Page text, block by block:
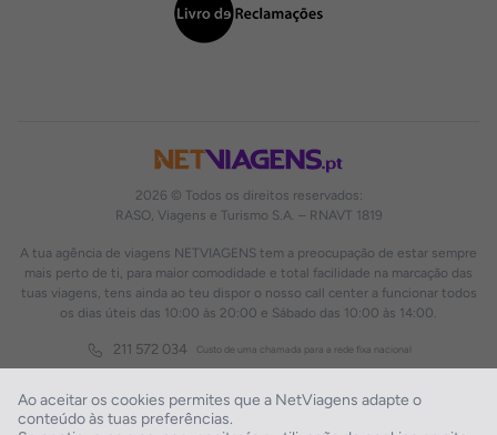
Ao aceitar os cookies permites que a NetViagens adapte o
conteúdo às tuas preferências.
2026 © Todos os direitos reservados:
RASO, Viagens e Turismo S.A. – RNAVT 1819
A tua agência de viagens NETVIAGENS tem a preocupação de estar sempre
mais perto de ti, para maior comodidade e total facilidade na marcação das
tuas viagens, tens ainda ao teu dispor o nosso call center a funcionar todos
os dias úteis das 10:00 às 20:00 e Sábado das 10:00 às 14:00.
211 572 034 Custo de uma chamada para a rede fixa nacional